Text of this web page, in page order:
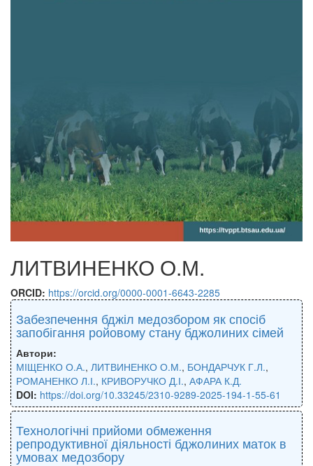
ЛИТВИНЕНКО О.М.
ORCID: https://orcid.org/0000-0001-6643-2285
Забезпечення бджіл медозбором як спосіб
запобігання ройовому стану бджолиних сімей
Автори:
МІЩЕНКО О.А., ЛИТВИНЕНКО О.М., БОНДАРЧУК Г.Л.,
РОМАНЕНКО Л.І., КРИВОРУЧКО Д.І., АФАРА К.Д.
DOI: https://doi.org/10.33245/2310-9289-2025-194-1-55-61
Технологічні прийоми обмеження
репродуктивної діяльності бджолиних маток в
умовах медозбору